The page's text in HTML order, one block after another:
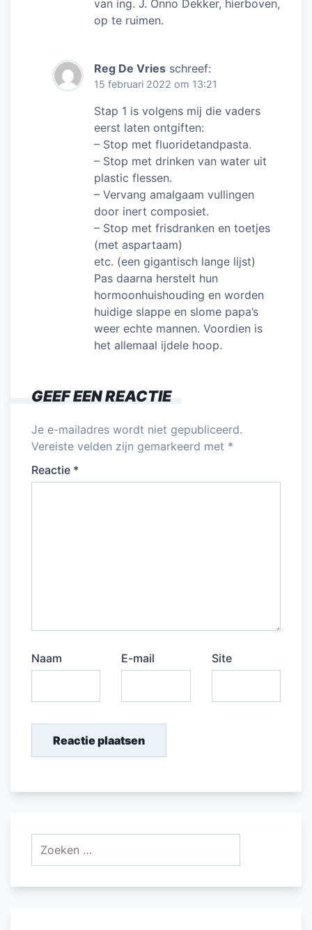
van ing. J. Onno Dekker, hierboven,
op te ruimen.
Reg De Vries schreef:
15 februari 2022 om 13:21
Stap 1 is volgens mij die vaders
eerst laten ontgiften:
– Stop met fluoridetandpasta.
– Stop met drinken van water uit
plastic flessen.
– Vervang amalgaam vullingen
door inert composiet.
– Stop met frisdranken en toetjes
(met aspartaam)
etc. (een gigantisch lange lijst)
Pas daarna herstelt hun
hormoonhuishouding en worden
huidige slappe en slome papa’s
weer echte mannen. Voordien is
het allemaal ijdele hoop.
GEEF EEN REACTIE
Je e-mailadres wordt niet gepubliceerd.
Vereiste velden zijn gemarkeerd met *
Reactie *
Naam E-mail Site
Zoeken